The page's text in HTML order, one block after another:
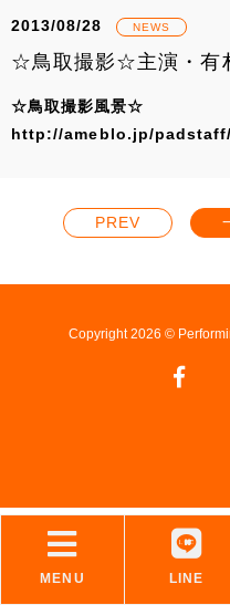
2013/08/28 NEWS
☆鳥取撮影☆主演・有
☆鳥取撮影風景☆
http://ameblo.jp/
PREV
Copyright 2026 ©
MENU LINE